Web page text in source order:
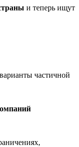
и теперь ищут
частичной